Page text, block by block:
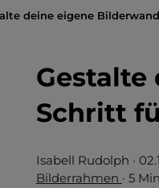
deine eigene
Gestalte
Schritt
Isabell Rudolph ·
Bilderrahmen · 5